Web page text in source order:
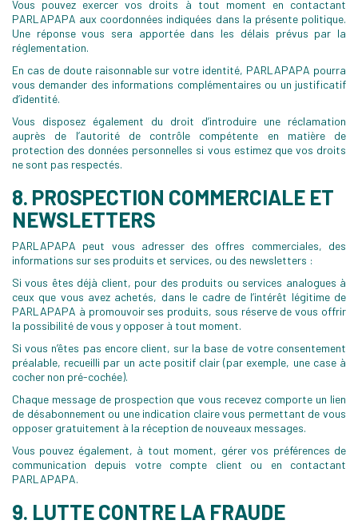
Vous pouvez exercer vos droits à tout moment en contactant
PARLAPAPA aux coordonnées indiquées dans la présente politique.
Une réponse vous sera apportée dans les délais prévus par la
réglementation.
En cas de doute raisonnable sur votre identité, PARLAPAPA pourra
vous demander des informations complémentaires ou un justificatif
d’identité.
Vous disposez également du droit d’introduire une réclamation
auprès de l’autorité de contrôle compétente en matière de
protection des données personnelles si vous estimez que vos droits
ne sont pas respectés.
8. PROSPECTION COMMERCIALE ET
NEWSLETTERS
PARLAPAPA peut vous adresser des offres commerciales, des
informations sur ses produits et services, ou des newsletters :
Si vous êtes déjà client, pour des produits ou services analogues à
ceux que vous avez achetés, dans le cadre de l’intérêt légitime de
PARLAPAPA à promouvoir ses produits, sous réserve de vous offrir
la possibilité de vous y opposer à tout moment.
Si vous n’êtes pas encore client, sur la base de votre consentement
préalable, recueilli par un acte positif clair (par exemple, une case à
cocher non pré-cochée).
Chaque message de prospection que vous recevez comporte un lien
de désabonnement ou une indication claire vous permettant de vous
opposer gratuitement à la réception de nouveaux messages.
Vous pouvez également, à tout moment, gérer vos préférences de
communication depuis votre compte client ou en contactant
PARLAPAPA.
9. LUTTE CONTRE LA FRAUDE